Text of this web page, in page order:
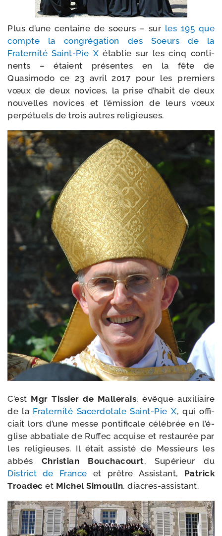
Plus d’une cen­taine de soeurs – sur les 195 que
compte la congré­ga­tion des Soeurs de la
Fraternité Saint-​Pie X éta­blie sur les cinq conti­
nents – étaient pré­sentes en la fête de
Quasimodo ce 23 avril 2017 pour les pre­miers
vœux de deux novices, la prise d’ha­bit de deux
nou­velles novices et l’é­mis­sion de leurs vœux
per­pé­tuels de trois autres religieuses.
C’est Mgr Tissier de Mallerais, évêque auxi­liaire
de la Fraternité Sacerdotale Saint-​Pie X, qui offi­
ciait lors d’une messe pon­ti­fi­cale célé­brée en l’é­
glise abba­tiale de Ruffec acquise et res­tau­rée par
les reli­gieuses. Il était assis­té de Messieurs les
abbés Christian Bouchacourt, Supérieur du
District de France et prêtre Assistant, Patrick
Troadec et Michel Simoulin, diacres-​assistant.